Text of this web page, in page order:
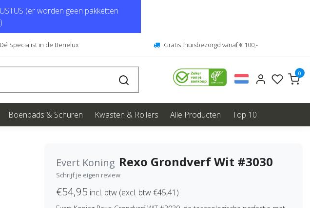
(er worden geen pakketten
Dé Specialist in de Benelux Gratis thuisbezorgd vanaf € 100,-
0
Boenpads & Schuren Kwasten & Rollers Alle Producten Top 10
Evert Koning Rexo Grondverf Wit #3030
Schrijf je eigen review
€54,95 incl. btw (excl. btw €45,41)